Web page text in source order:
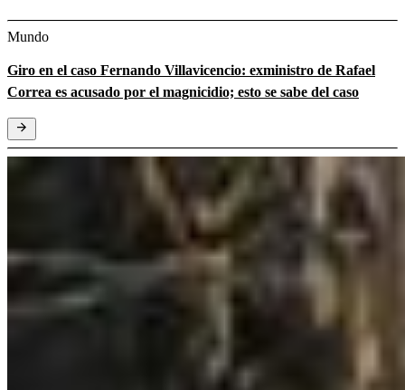
Mundo
Giro en el caso Fernando Villavicencio: exministro de Rafael
Correa es acusado por el magnicidio; esto se sabe del caso